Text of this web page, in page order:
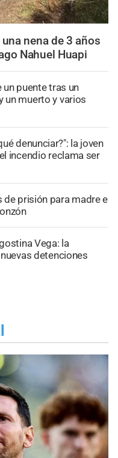
nena de 3 años
Nahuel Huapi
un puente tras un
un muerto y varios
denunciar?": la joven
incendio reclama ser
de prisión para madre e
Vega: la
detenciones